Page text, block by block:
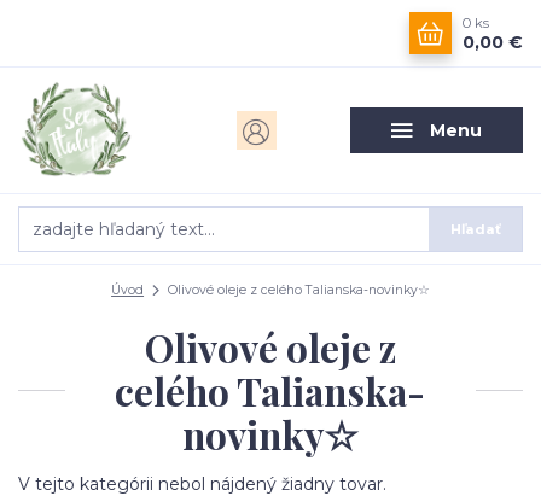
Menu
Hľadať
0 ks
0,00 €
Úvod Olivové oleje z celého Talianska-novinky☆
Olivové oleje z
celého Talianska-
novinky☆
V tejto kategórii nebol nájdený žiadny tovar.